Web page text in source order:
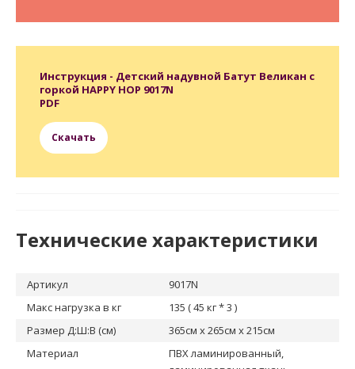
Инструкция - Детский надувной Батут Великан с
горкой HAPPY HOP 9017N
PDF
Скачать
Технические характеристики
Артикул
9017N
Макс нагрузка в кг
135 ( 45 кг * 3 )
Размер Д:Ш:В (см)
365см x 265см x 215см
Материал
ПВХ ламинированный,